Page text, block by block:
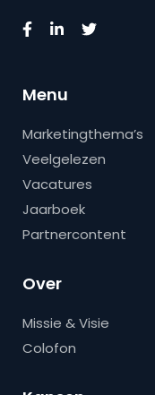
Menu
Marketingthema’s
Veelgelezen
Vacatures
Jaarboek
Partnercontent
Over
Missie & Visie
Colofon